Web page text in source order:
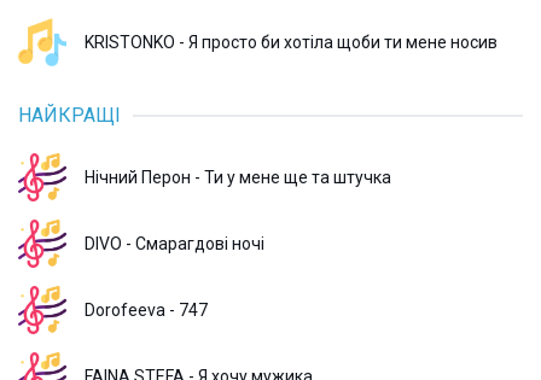
KRISTONKO - Я просто би хотіла щоби ти мене носив
НАЙКРАЩІ
Нічний Перон - Ти у мене ще та штучка
DIVO - Смарагдові ночі
Dorofeeva - 747